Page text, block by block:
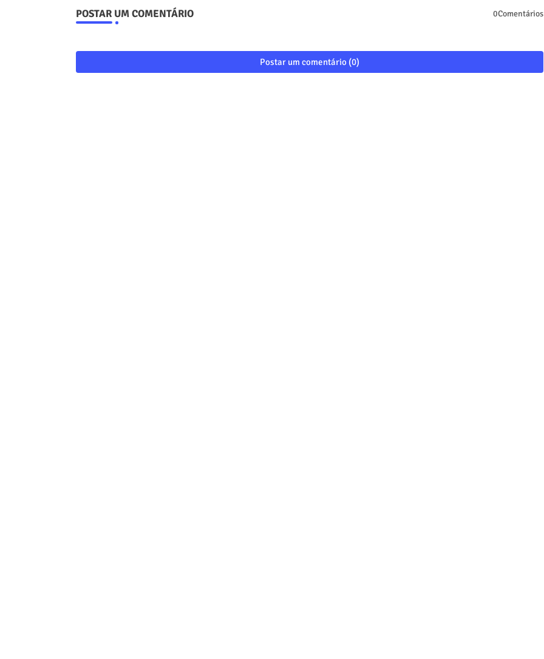
POSTAR UM COMENTÁRIO 0Comentários
Postar um comentário (0)